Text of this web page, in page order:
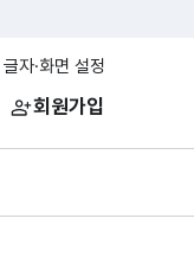
글자·화면 설정
회원가입